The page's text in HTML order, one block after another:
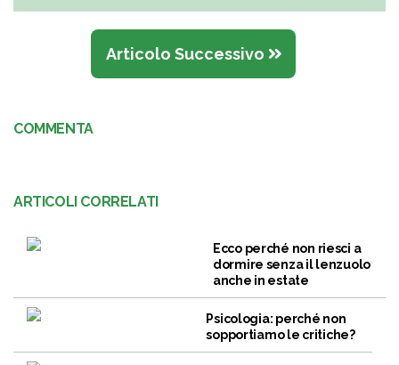
Articolo Successivo
COMMENTA
ARTICOLI CORRELATI
Ecco perché non riesci a
dormire senza il lenzuolo
anche in estate
Psicologia: perché non
sopportiamo le critiche?